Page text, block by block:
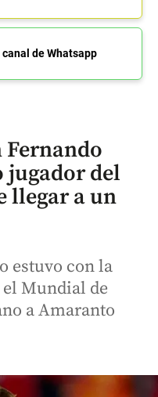
de Whatsapp
jugador del
llegar a un
estuvo con la
Mundial de
a Amaranto